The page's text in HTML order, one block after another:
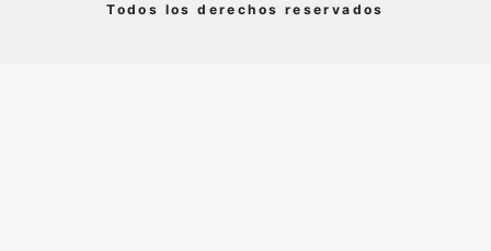
Todos los derechos reservados